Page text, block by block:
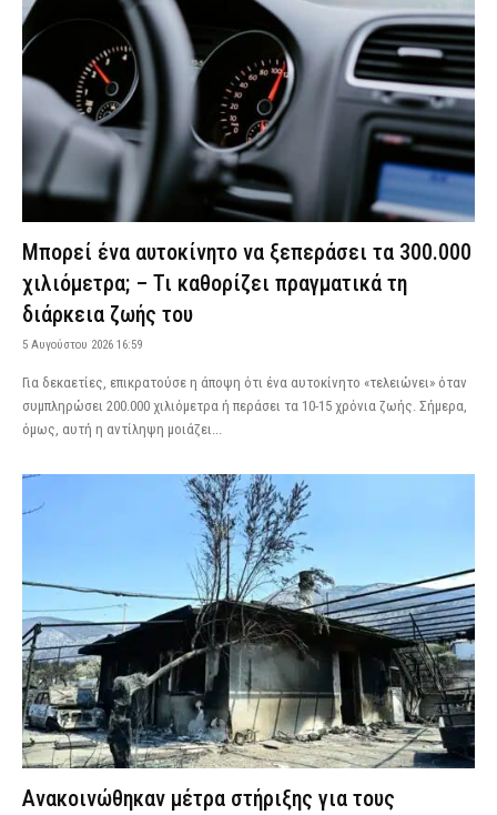
Μπορεί ένα αυτοκίνητο να ξεπεράσει τα 300.000
χιλιόμετρα; – Τι καθορίζει πραγματικά τη
διάρκεια ζωής του
5 Αυγούστου 2026 16:59
Για δεκαετίες, επικρατούσε η άποψη ότι ένα αυτοκίνητο «τελειώνει» όταν
συμπληρώσει 200.000 χιλιόμετρα ή περάσει τα 10-15 χρόνια ζωής. Σήμερα,
όμως, αυτή η αντίληψη μοιάζει...
Ανακοινώθηκαν μέτρα στήριξης για τους